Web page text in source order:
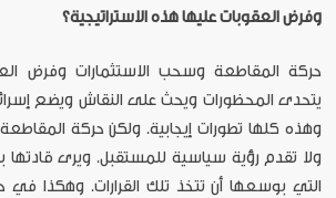
وفرض العقوبات عليها هذه الاستراتيجية؟
حركة المقاطعة وسحب الاستثمارات وفرض
يتحدى المحظورات ويحث على النقاش ويضع
وهذه كلها تطورات إيجابية. ولكن حركة
ولا تقدم رؤية سياسية للمستقبل. ويرى قادتها
التي بوسعها أن تتخذ تلك القرارات. وهكذا في